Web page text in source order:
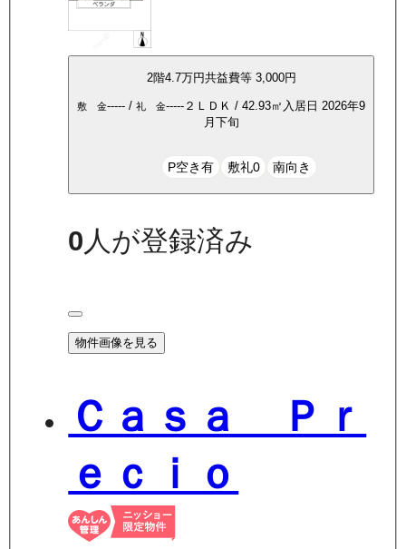
2階4.7万円共益費等 3,000円
敷 金----- / 礼 金----- ２ＬＤＫ / 42.93㎡ 入居日 2026年9
月下旬
P空き有 敷礼0 南向き
0 人が登録済み
物件画像を見る
Ｃａｓａ Ｐｒ
ｅｃｉｏ